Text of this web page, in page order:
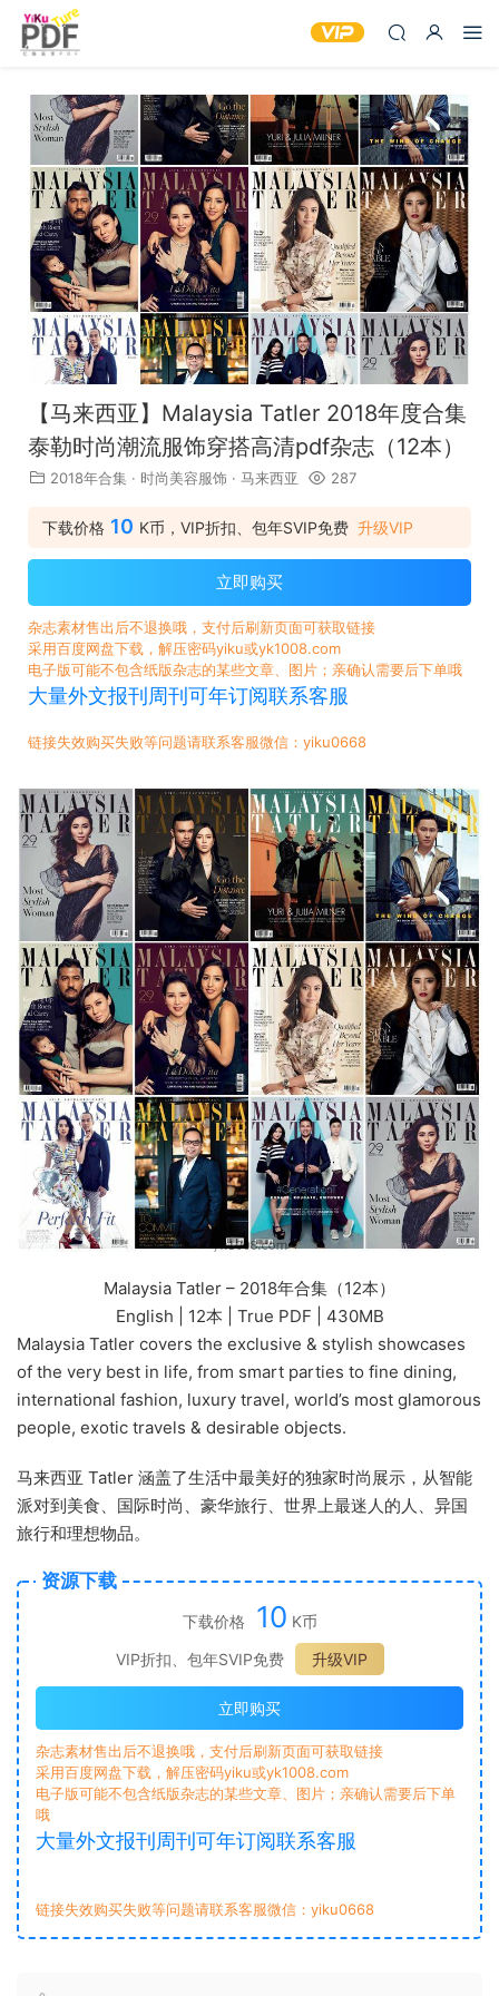
【马来西亚】Malaysia Tatler 2018年度合集
泰勒时尚潮流服饰穿搭高清pdf杂志（12本）
2018年合集 · 时尚美容服饰 · 马来西亚 287
下载价格 10 K币，VIP折扣、包年SVIP免费 升级VIP
立即购买
杂志素材售出后不退换哦，支付后刷新页面可获取链接
采用百度网盘下载，解压密码yiku或yk1008.com
电子版可能不包含纸版杂志的某些文章、图片；亲确认需要后下单哦
大量外文报刊周刊可年订阅联系客服
链接失效购买失败等问题请联系客服微信：yiku0668
Malaysia Tatler – 2018年合集（12本）
English | 12本 | True PDF | 430MB
Malaysia Tatler covers the exclusive & stylish showcases
of the very best in life, from smart parties to fine dining,
international fashion, luxury travel, world’s most glamorous
people, exotic travels & desirable objects.
马来西亚 Tatler 涵盖了生活中最美好的独家时尚展示，从智能
派对到美食、国际时尚、豪华旅行、世界上最迷人的人、异国
旅行和理想物品。
资源下载
下载价格 10 K币
VIP折扣、包年SVIP免费
升级VIP
立即购买
杂志素材售出后不退换哦，支付后刷新页面可获取链接
采用百度网盘下载，解压密码yiku或yk1008.com
电子版可能不包含纸版杂志的某些文章、图片；亲确认需要后下单
哦
大量外文报刊周刊可年订阅联系客服
链接失效购买失败等问题请联系客服微信：yiku0668